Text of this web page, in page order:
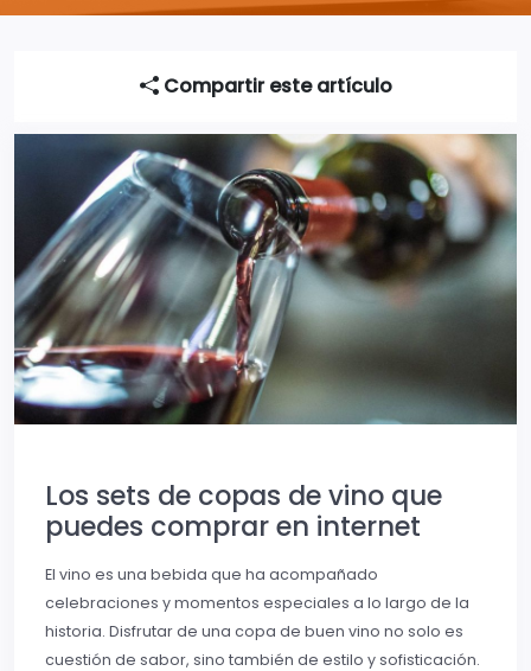
Compartir este artículo
Los sets de copas de vino que
puedes comprar en internet
El vino es una bebida que ha acompañado
celebraciones y momentos especiales a lo largo de la
historia. Disfrutar de una copa de buen vino no solo es
cuestión de sabor, sino también de estilo y sofisticación.